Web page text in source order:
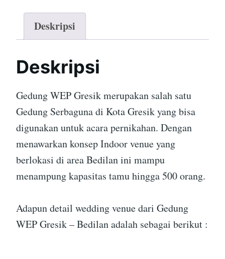
Deskripsi
Deskripsi
Gedung WEP Gresik merupakan salah satu
Gedung Serbaguna di Kota Gresik yang bisa
digunakan untuk acara pernikahan. Dengan
menawarkan konsep Indoor venue yang
berlokasi di area Bedilan ini mampu
menampung kapasitas tamu hingga 500 orang.
Adapun detail wedding venue dari Gedung
WEP Gresik – Bedilan adalah sebagai berikut :